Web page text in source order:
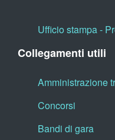
Ufficio stampa -
Collegamenti utili
Amministrazione
Concorsi
Bandi di gara